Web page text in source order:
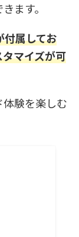
ます。
属してお
マイズが可
験を楽しむ